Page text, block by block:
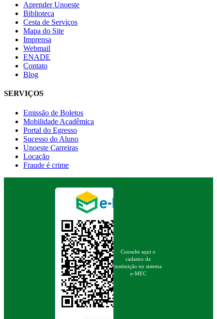
Aprender Unoeste
Biblioteca
Cesta de Serviços
Mapa do Site
Imprensa
Webmail
ENADE
Contato
Blog
SERVIÇOS
Emissão de Boletos
Mobilidade Acadêmica
Portal do Egresso
Sucesso do Aluno
Unoeste Carreiras
Locação
Fraude é crime
Consulte aqui o
cadastro da
instituição no sistema
e-MEC